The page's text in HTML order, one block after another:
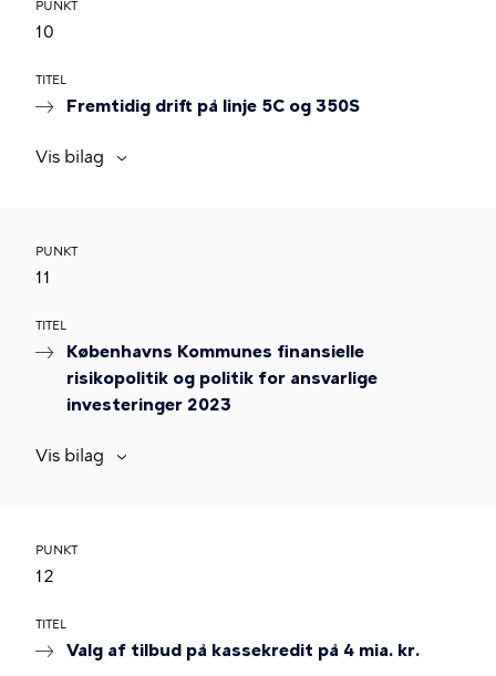
PUNKT
10
TITEL
Fremtidig drift på linje 5C og 350S
Vis bilag
PUNKT
11
TITEL
Københavns Kommunes finansielle
risikopolitik og politik for ansvarlige
investeringer 2023
Vis bilag
PUNKT
12
TITEL
Valg af tilbud på kassekredit på 4 mia. kr.